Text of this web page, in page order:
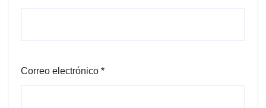
Correo electrónico *